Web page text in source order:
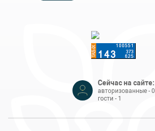
Сейчас на сайте:
авторизованные - 0
гости - 1